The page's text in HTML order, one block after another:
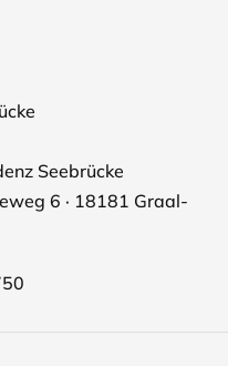
Seebrücke
6 · 18181 Graal-